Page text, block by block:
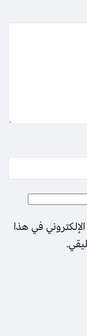
في هذا